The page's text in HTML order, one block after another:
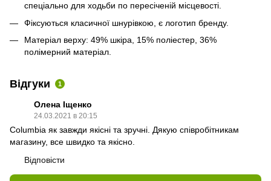
спеціально для ходьби по пересіченій місцевості.
Фіксуються класичної шнурівкою, є логотип бренду.
Матеріал верху: 49% шкіра, 15% поліестер, 36%
полімерний матеріал.
Відгуки 1
Олена Іщенко
24.03.2021 в 20:15
Columbia як завжди якісні та зручні. Дякую співробітникам
магазину, все швидко та якісно.
Відповісти